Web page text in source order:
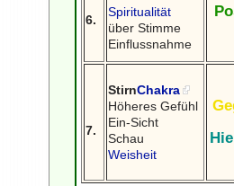
6.
Spiritualität
über Stimme
Einflussnahme
7.
StirnChakra
Höheres Gefühl
Ein-Sicht
Schau
Weisheit